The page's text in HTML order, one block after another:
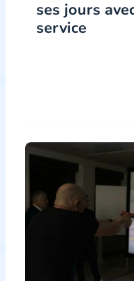
ses jours
service